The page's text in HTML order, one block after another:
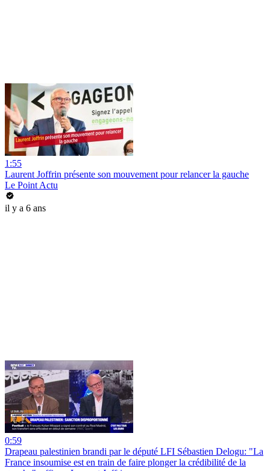
1:55
Laurent Joffrin présente son mouvement pour relancer la gauche
Le Point Actu
il y a 6 ans
0:59
Drapeau palestinien brandi par le député LFI Sébastien Delogu: "La
France insoumise est en train de faire plonger la crédibilité de la